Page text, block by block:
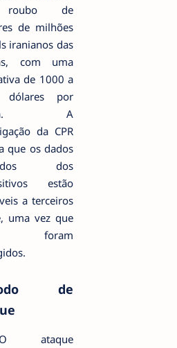
de
de milhões
iranianos das
com uma
de 1000 a
dólares por
A
da CPR
que os dados
dos
estão
a terceiros
uma vez que
foram
de
O ataque